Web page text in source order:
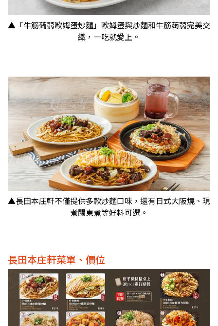
▲「牛筋蒟蒻歐姆蛋炒麵」歐姆蛋與炒麵和牛筋蒟蒻完美交
織，一吃就愛上。
▲長田本庄軒不僅提供多款炒麵口味，還有日式大阪燒、現
煮關東煮等好料可選。
長田本庄軒菜單、價位